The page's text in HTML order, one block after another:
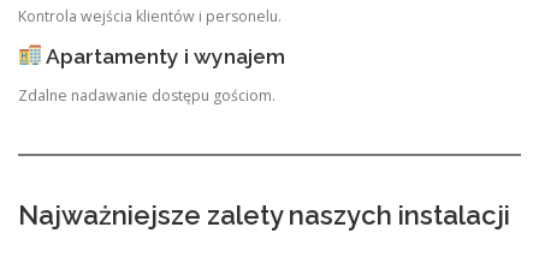
Kontrola wejścia klientów i personelu.
Apartamenty i wynajem
Zdalne nadawanie dostępu gościom.
Najważniejsze zalety naszych instalacji